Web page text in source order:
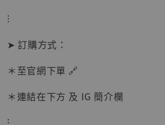
【現貨】
BJSTUDIO 1/6系列
⁝
➤ 訂購方式：
＊至官網下單 🔗
＊連結在下方 及 IG 簡介欄
⁝